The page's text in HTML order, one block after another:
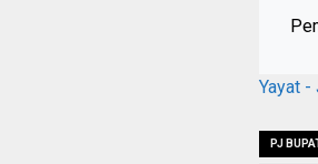
Yayat -
PJ